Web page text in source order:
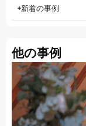
新着の事例
他の事例